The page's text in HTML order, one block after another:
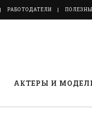
РАБОТОДАТЕЛИ
АКТЕРЫ И